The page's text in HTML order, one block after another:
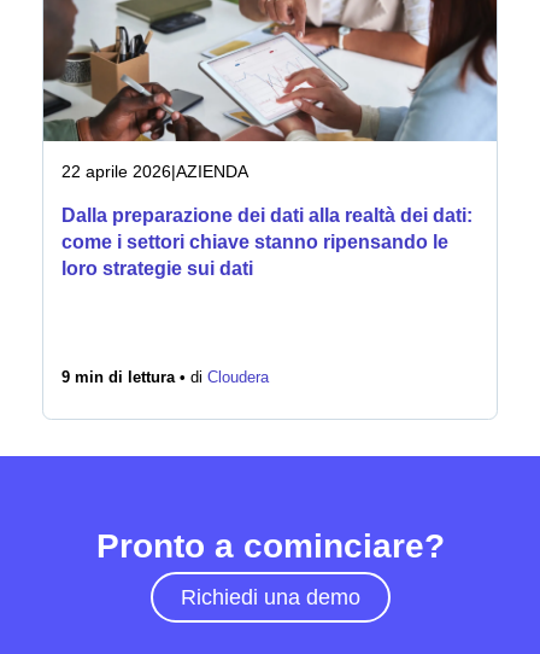
Notizie
22 aprile 2026|AZIENDA
Dalla preparazione dei dati alla realtà dei dati:
come i settori chiave stanno ripensando le
loro strategie sui dati
9 min di lettura • di Cloudera
Pronto a cominciare?
Richiedi una demo